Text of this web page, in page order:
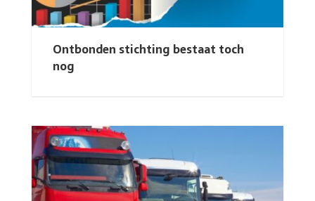
Ontbonden stichting bestaat toch
nog